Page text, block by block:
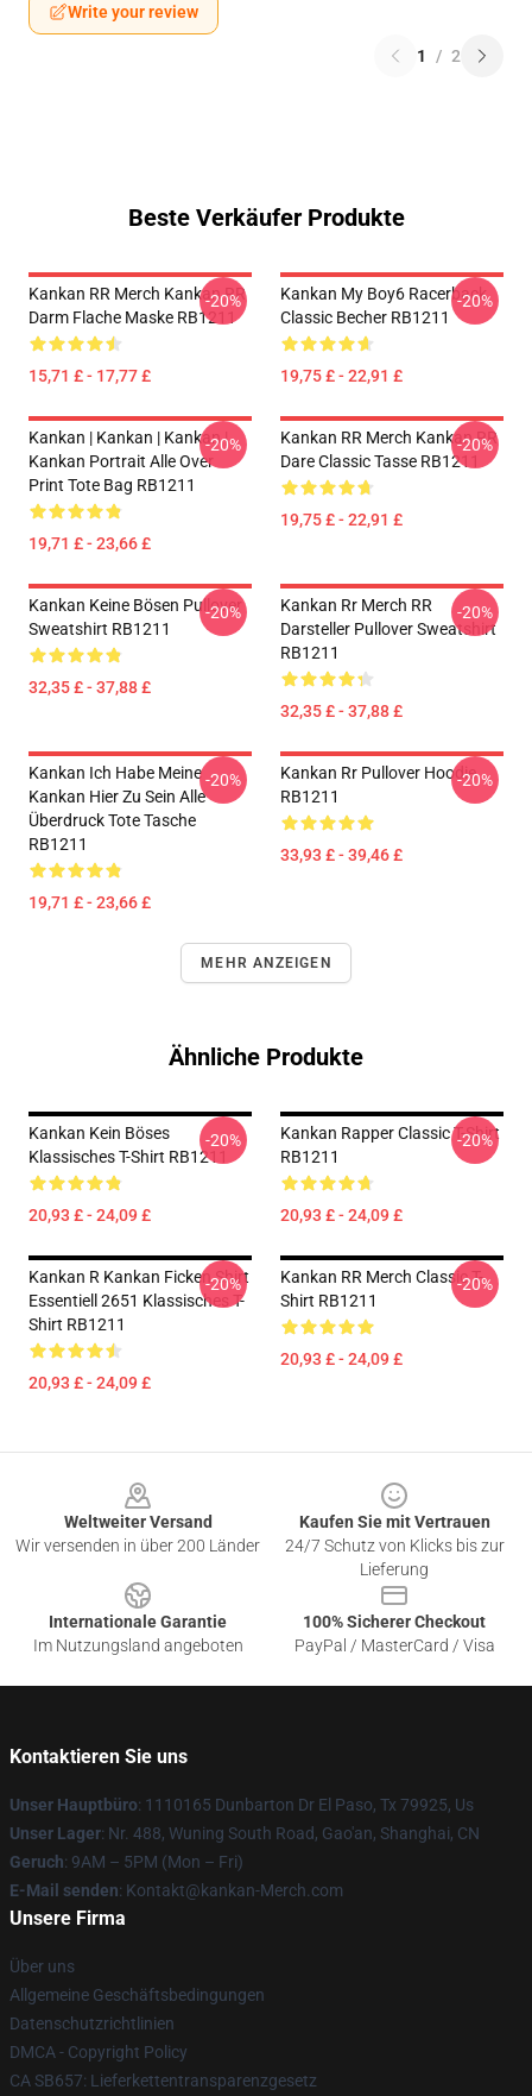
Write your review
1 / 2
Beste Verkäufer Produkte
Kankan RR Merch Kankan RR
Darm Flache Maske RB1211
15,71 £ - 17,77 £
-20%
Kankan My Boy6 Racerback
Classic Becher RB1211
19,75 £ - 22,91 £
-20%
Kankan | Kankan | Kankan |
Kankan Portrait Alle Over
Print Tote Bag RB1211
19,71 £ - 23,66 £
-20%
Kankan RR Merch Kankan RR
Dare Classic Tasse RB1211
19,75 £ - 22,91 £
-20%
Kankan Keine Bösen Pullover
Sweatshirt RB1211
32,35 £ - 37,88 £
-20%
Kankan Rr Merch RR
Darsteller Pullover Sweatshirt
RB1211
32,35 £ - 37,88 £
-20%
Kankan Ich Habe Meine
Kankan Hier Zu Sein Alle
Überdruck Tote Tasche
RB1211
19,71 £ - 23,66 £
-20%
Kankan Rr Pullover Hoodie
RB1211
33,93 £ - 39,46 £
-20%
MEHR ANZEIGEN
Ähnliche Produkte
Kankan Kein Böses
Klassisches T-Shirt RB1211
20,93 £ - 24,09 £
-20%
Kankan Rapper Classic T-Shirt
RB1211
20,93 £ - 24,09 £
-20%
Kankan R Kankan Ficken Shirt
Essentiell 2651 Klassisches T-
Shirt RB1211
20,93 £ - 24,09 £
-20%
Kankan RR Merch Classic T-
Shirt RB1211
20,93 £ - 24,09 £
-20%
Weltweiter Versand
Wir versenden in über 200 Länder
Kaufen Sie mit Vertrauen
24/7 Schutz von Klicks bis zur
Lieferung
Internationale Garantie
Im Nutzungsland angeboten
100% Sicherer Checkout
PayPal / MasterCard / Visa
Kontaktieren Sie uns
Unser Hauptbüro: 1110165 Dunbarton Dr El Paso, Tx 79925, Us
Unser Lager: Nr. 488, Wuning South Road, Gao'an, Shanghai, CN
Geruch: 9AM – 5PM (Mon – Fri)
E-Mail senden: Kontakt@kankan-Merch.com
Unsere Firma
Über uns
Allgemeine Geschäftsbedingungen
Datenschutzrichtlinien
DMCA - Copyright Policy
CA SB657: Lieferkettentransparenzgesetz